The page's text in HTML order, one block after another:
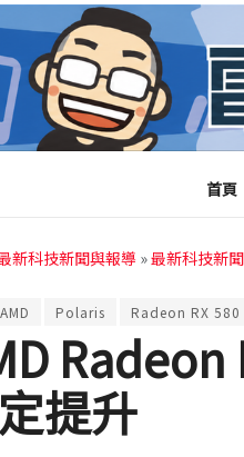
首頁
新科技新聞與報導 »最新科技新聞
AMD Polaris Radeon RX 580
Radeon
提升